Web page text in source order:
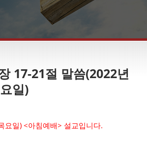
17-21절 말씀(2022년
일)
요일) <아침예배> 설교입니다.